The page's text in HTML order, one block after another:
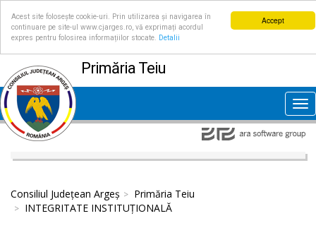
Accept
Acest site folosește cookie-uri. Prin utilizarea și navigarea în
continuare pe site-ul www.cjarges.ro, vă exprimați acordul
expres pentru folosirea informațiilor stocate.
Detalii
Primăria Teiu
Consiliul Județean Argeș
Primăria Teiu
INTEGRITATE INSTITUȚIONALĂ